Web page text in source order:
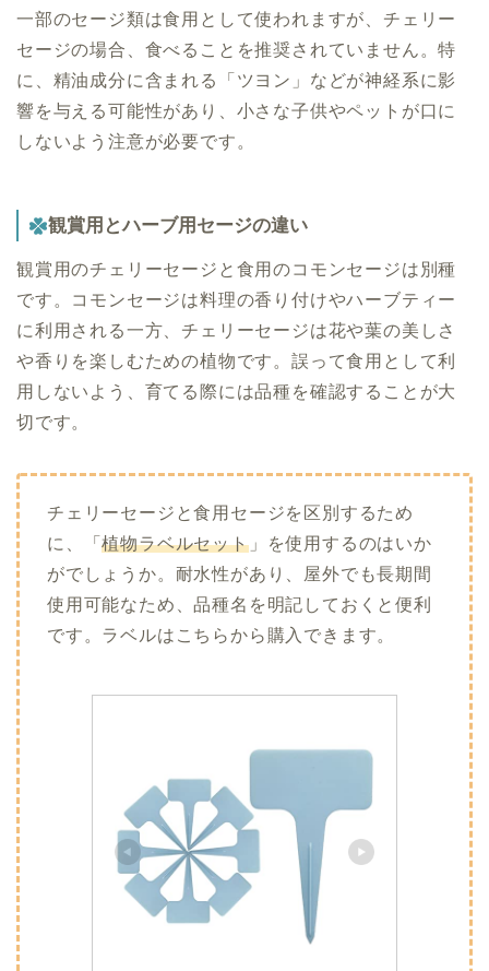
一部のセージ類は食用として使われますが、チェリー
セージの場合、食べることを推奨されていません。特
に、精油成分に含まれる「ツヨン」などが神経系に影
響を与える可能性があり、小さな子供やペットが口に
しないよう注意が必要です。
観賞用とハーブ用セージの違い
観賞用のチェリーセージと食用のコモンセージは別種
です。コモンセージは料理の香り付けやハーブティー
に利用される一方、チェリーセージは花や葉の美しさ
や香りを楽しむための植物です。誤って食用として利
用しないよう、育てる際には品種を確認することが大
切です。
チェリーセージと食用セージを区別するため
に、「植物ラベルセット」を使用するのはいか
がでしょうか。耐水性があり、屋外でも長期間
使用可能なため、品種名を明記しておくと便利
です。ラベルはこちらから購入できます。